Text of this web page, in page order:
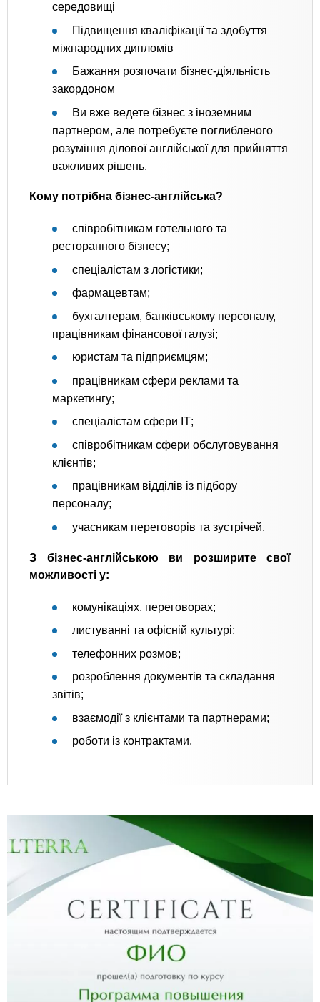
середовищі
Підвищення кваліфікації та здобуття
міжнародних дипломів
Бажання розпочати бізнес-діяльність
закордоном
Ви вже ведете бізнес з іноземним
партнером, але потребуєте поглибленого
розуміння ділової англійської для прийняття
важливих рішень.
Кому потрібна бізнес-англійська?
співробітникам готельного та
ресторанного бізнесу;
спеціалістам з логістики;
фармацевтам;
бухгалтерам, банківському персоналу,
працівникам фінансової галузі;
юристам та підприємцям;
працівникам сфери реклами та
маркетингу;
спеціалістам сфери ІТ;
співробітникам сфери обслуговування
клієнтів;
працівникам відділів із підбору
персоналу;
учасникам переговорів та зустрічей.
З бізнес-англійською ви розширите свої
можливості у:
комунікаціях, переговорах;
листуванні та офісній культурі;
телефонних розмов;
розроблення документів та складання
звітів;
взаємодії з клієнтами та партнерами;
роботи із контрактами.